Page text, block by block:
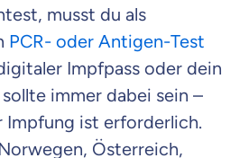
musst du als
PCR- oder Antigen-Test
Impfpass oder dein
immer dabei sein –
Impfung ist erforderlich.
Österreich,